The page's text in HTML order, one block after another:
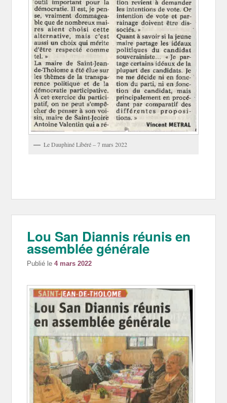
Le Dauphiné Libéré – 7 mars 2022
Lou San Diannis réunis en
assemblée générale
Publié le4 mars 2022